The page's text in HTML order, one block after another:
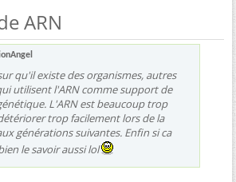
ARN
qu'il existe des organismes, autres
utilisent l'ARN comme support de
L'ARN est beaucoup trop
trop facilement lors de la
générations suivantes. Enfin si ca
le savoir aussi lol